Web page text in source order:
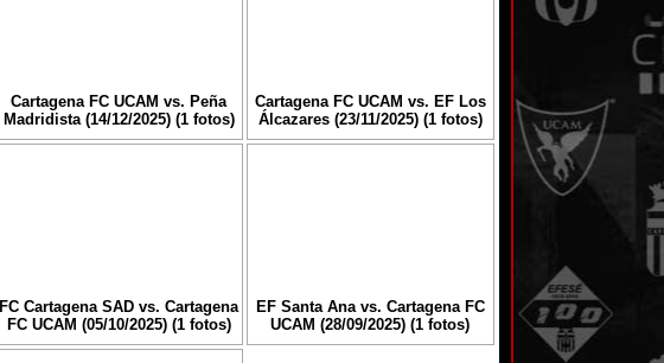
Cartagena FC UCAM vs. Peña
Madridista (14/12/2025) (1 fotos)
Cartagena FC UCAM vs. EF Los
Álcazares (23/11/2025) (1 fotos)
FC Cartagena SAD vs. Cartagena
FC UCAM (05/10/2025) (1 fotos)
EF Santa Ana vs. Cartagena FC
UCAM (28/09/2025) (1 fotos)